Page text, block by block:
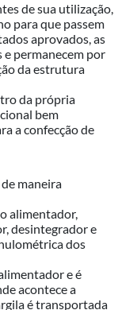
de sua utilização,
para que passem
aprovados, as
e permanecem por
da estrutura
da própria
bem
a confecção de
maneira
alimentador,
desintegrador e
dos
e é
acontece a
é transportada